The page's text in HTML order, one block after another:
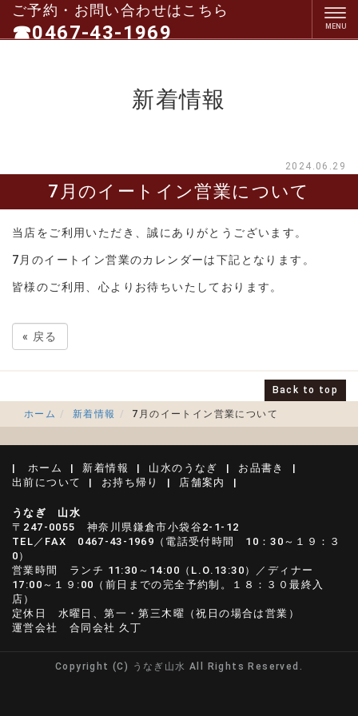
ご予約・お問い合わせはこちら
☎0467-43-1969
新着情報
2024.06.29
7月のイートイン営業について
当店をご利用いただき、誠にありがとうございます。
7月のイートイン営業のカレンダーは下記となります。
皆様のご利用、心よりお待ちいたしております。
« 戻る
Back to top
ホーム 新着情報 7月のイートイン営業について
ホーム 新着情報 山水のうなぎ
お品書き
出前について
お持ち帰り 店舗案内
うなぎ 山水
〒247-0055 神奈川県鎌倉市小袋谷2-1-12
TEL ／ FAX 0467-43-1969（ 電話受付時間 10：30～１９：３
0）
営業時間 ランチ 11:30～14:00（L.O.13:30）／ディナー
17:00～１９:00（前日までの完全予約制。１８：３０最終入
店）
定休日 水曜日、第一・第三木曜（祝日の場合は営業）
運営会社 合同会社 久丁
Copyright (C) うなぎ山水 All Rights Reserved.